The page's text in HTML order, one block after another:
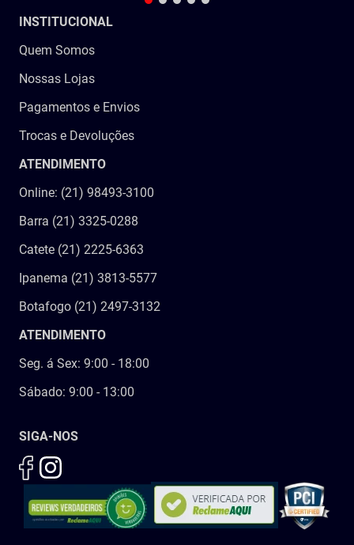
INSTITUCIONAL
Quem Somos
Nossas Lojas
Pagamentos e Envios
Trocas e Devoluções
ATENDIMENTO
Online: (21) 98493-3100
Barra (21) 3325-0288
Catete (21) 2225-6363
Ipanema (21) 3813-5577
Botafogo (21) 2497-3132
ATENDIMENTO
Seg. á Sex: 9:00 - 18:00
Sábado: 9:00 - 13:00
SIGA-NOS